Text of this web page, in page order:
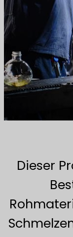
Dieser